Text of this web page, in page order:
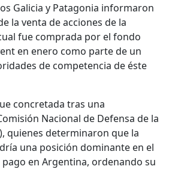
Galicia y Patagonia informaron
la venta de acciones de la
fue comprada por el fondo
en enero como parte de un
de competencia de éste
concretada tras una
Nacional de Defensa de la
quienes determinaron que la
una posición dominante en el
en Argentina, ordenando su